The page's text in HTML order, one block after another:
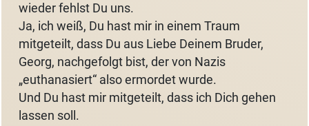
wieder fehlst Du uns.
Ja, ich weiß, Du hast mir in einem Traum
mitgeteilt, dass Du aus Liebe Deinem Bruder,
Georg, nachgefolgt bist, der von Nazis
„euthanasiert“ also ermordet wurde.
Und Du hast mir mitgeteilt, dass ich Dich gehen
lassen soll.